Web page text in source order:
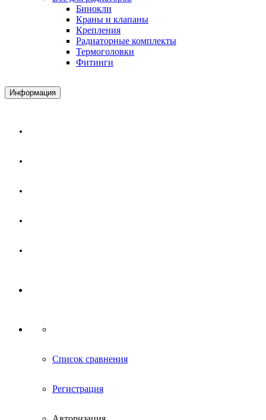
Бинокли
Краны и клапаны
Крепления
Радиаторные комплекты
Термоголовки
Фитинги
Информация
Список сравнения
Регистрация